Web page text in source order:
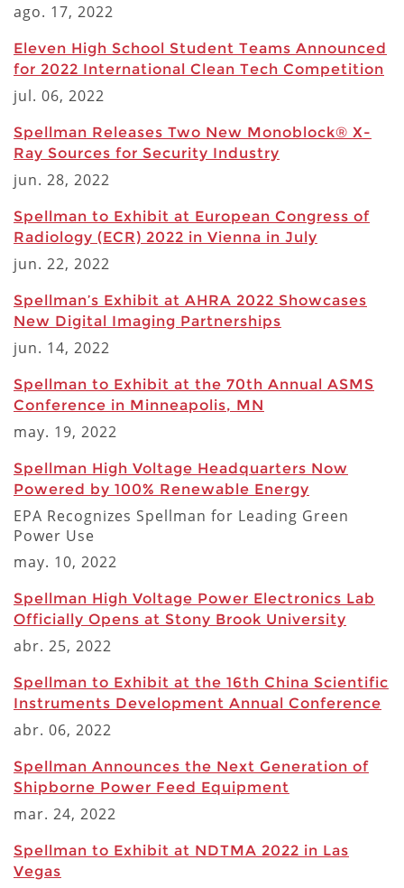
ago. 17, 2022
Eleven High School Student Teams Announced
for 2022 International Clean Tech Competition
jul. 06, 2022
Spellman Releases Two New Monoblock® X-
Ray Sources for Security Industry
jun. 28, 2022
Spellman to Exhibit at European Congress of
Radiology (ECR) 2022 in Vienna in July
jun. 22, 2022
Spellman’s Exhibit at AHRA 2022 Showcases
New Digital Imaging Partnerships
jun. 14, 2022
Spellman to Exhibit at the 70th Annual ASMS
Conference in Minneapolis, MN
may. 19, 2022
Spellman High Voltage Headquarters Now
Powered by 100% Renewable Energy
EPA Recognizes Spellman for Leading Green
Power Use
may. 10, 2022
Spellman High Voltage Power Electronics Lab
Officially Opens at Stony Brook University
abr. 25, 2022
Spellman to Exhibit at the 16th China Scientific
Instruments Development Annual Conference
abr. 06, 2022
Spellman Announces the Next Generation of
Shipborne Power Feed Equipment
mar. 24, 2022
Spellman to Exhibit at NDTMA 2022 in Las
Vegas